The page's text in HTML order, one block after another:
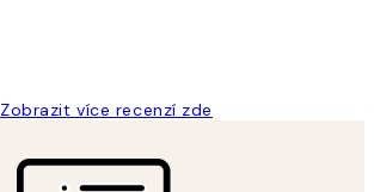
Zobrazit více recenzí zde